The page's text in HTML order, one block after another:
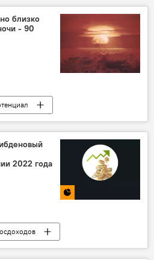
близко
- 90
2022 года
Инфографика